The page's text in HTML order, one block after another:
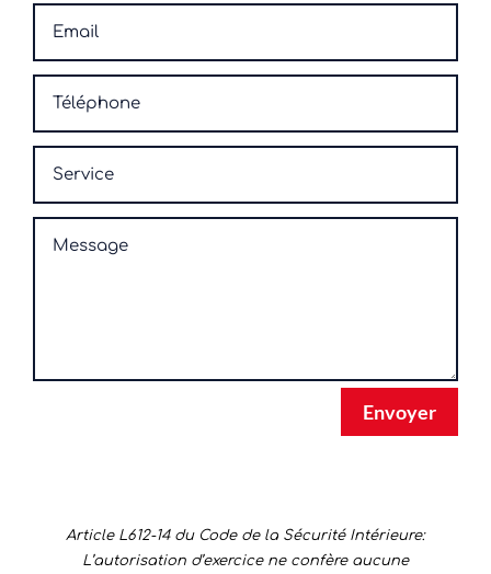
Envoyer
Article L612-14 du Code de la Sécurité Intérieure:
L’autorisation d’exercice ne confère aucune